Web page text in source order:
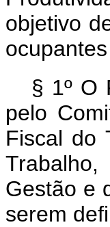
objetivo
§ 1º O
pelo
Fiscal do
Gestão e
serem